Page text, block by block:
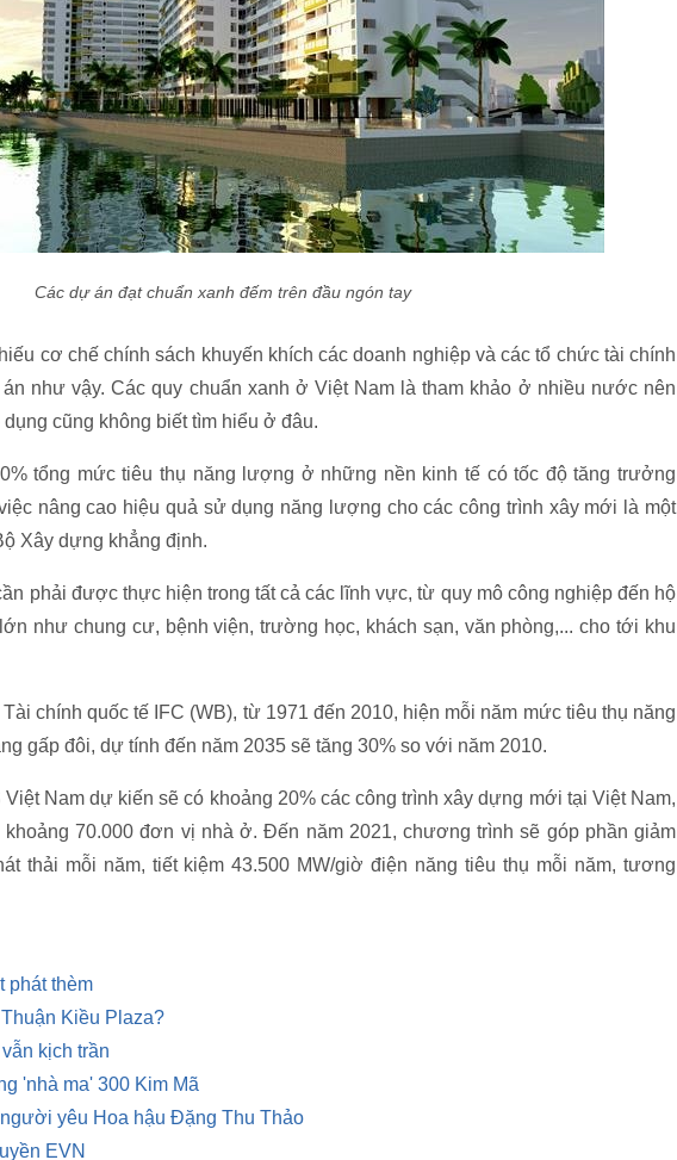
Các dự án đạt chuẩn xanh đếm trên đầu ngón tay
cơ chế chính sách khuyến khích các doanh nghiệp và các tổ chức tài chính
như vậy. Các quy chuẩn xanh ở Việt Nam là tham khảo ở nhiều nước nên
cũng không biết tìm hiểu ở đâu.
tổng mức tiêu thụ năng lượng ở những nền kinh tế có tốc độ tăng trưởng
nâng cao hiệu quả sử dụng năng lượng cho các công trình xây mới là một
Xây dựng khẳng định.
phải được thực hiện trong tất cả các lĩnh vực, từ quy mô công nghiệp đến hộ
như chung cư, bệnh viện, trường học, khách sạn, văn phòng,... cho tới khu
chính quốc tế IFC (WB), từ 1971 đến 2010, hiện mỗi năm mức tiêu thụ năng
gấp đôi, dự tính đến năm 2035 sẽ tăng 30% so với năm 2010.
Nam dự kiến sẽ có khoảng 20% các công trình xây dựng mới tại Việt Nam,
70.000 đơn vị nhà ở. Đến năm 2021, chương trình sẽ góp phần giảm
thải mỗi năm, tiết kiệm 43.500 MW/giờ điện năng tiêu thụ mỗi năm, tương
phát thèm
Kiều Plaza?
kịch trần
'nhà ma' 300 Kim Mã
yêu Hoa hậu Đặng Thu Thảo
EVN